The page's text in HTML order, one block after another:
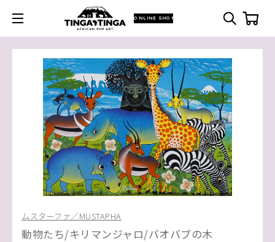
ONLINE SHOP
ムスターファ／MUSTAPHA
動物たち/キリマンジャロ/バオバブの木